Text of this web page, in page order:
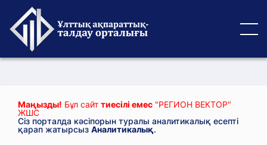
Маңызды! Бұл сайт тиесілі емес "РЕГИОН ВЕКТОР"
ЖШС
Сіз порталда кәсіпорын туралы аналитикалық есепті
қарап жатырсыз Аналитикалық.